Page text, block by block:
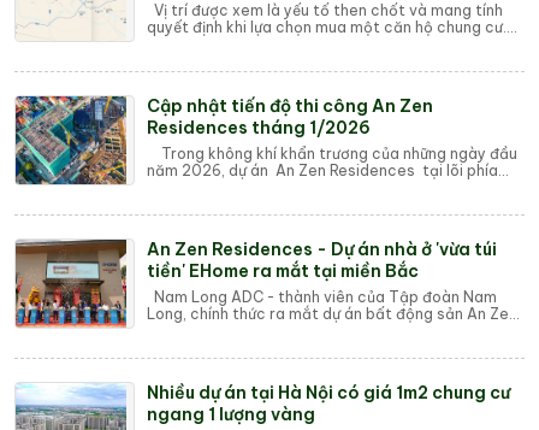
Vị trí được xem là yếu tố then chốt và mang tính
quyết định khi lựa chọn mua một căn hộ chung cư.
Cập nhật tiến độ thi công An Zen
Residences tháng 1/2026
Trong không khí khẩn trương của những ngày đầu
năm 2026, dự án An Zen Residences tại lõi phía
An Zen Residences - Dự án nhà ở 'vừa túi
tiền' EHome ra mắt tại miền Bắc
Nam Long ADC - thành viên của Tập đoàn Nam
Long, chính thức ra mắt dự án bất động sản An Zen
Nhiều dự án tại Hà Nội có giá 1m2 chung cư
ngang 1 lượng vàng